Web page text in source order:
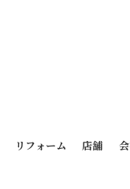
リフォーム 店舗